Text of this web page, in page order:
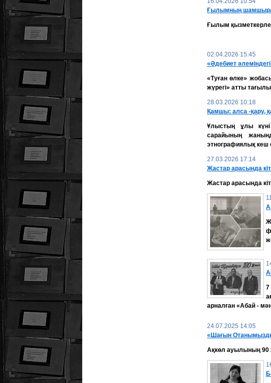
Ғылымның
Ғылым
02.04.2026 15:45
«Әдебиет
«Туған өлке»
жүрегі» атты
28.03.2026 10:18
Қамшы: алса -қару,
Ұлыстың ұлы
сарайының
этнографиялық кеш
27.03.2026 17:14
Жастар арасында
Жастар арасында
7
арналған «Абай -
24.07.2025 14:05
«Шағын
Ақкөл ауылының